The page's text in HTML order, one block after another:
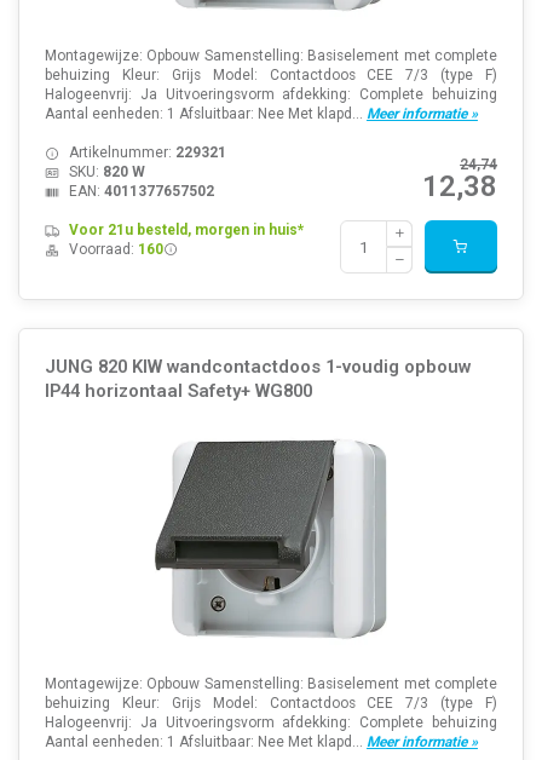
Montagewijze: Opbouw Samenstelling: Basiselement met complete
behuizing Kleur: Grijs Model: Contactdoos CEE 7/3 (type F)
Halogeenvrij: Ja Uitvoeringsvorm afdekking: Complete behuizing
Aantal eenheden: 1 Afsluitbaar: Nee Met klapd... Meer informatie »
24,74
12,38
Artikelnummer: 229321
SKU: 820 W
EAN: 4011377657502
Voor 21u besteld, morgen in huis*
Voorraad: 160
JUNG 820 KIW wandcontactdoos 1-voudig opbouw
IP44 horizontaal Safety+ WG800
Montagewijze: Opbouw Samenstelling: Basiselement met complete
behuizing Kleur: Grijs Model: Contactdoos CEE 7/3 (type F)
Halogeenvrij: Ja Uitvoeringsvorm afdekking: Complete behuizing
Aantal eenheden: 1 Afsluitbaar: Nee Met klapd... Meer informatie »